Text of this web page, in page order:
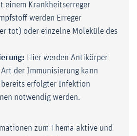
einem Krankheitserreger
werden Erreger
tot) oder einzelne Moleküle des
Hier werden Antikörper
der Immunisierung kann
erfolgter Infektion
notwendig werden.
zum Thema aktive und